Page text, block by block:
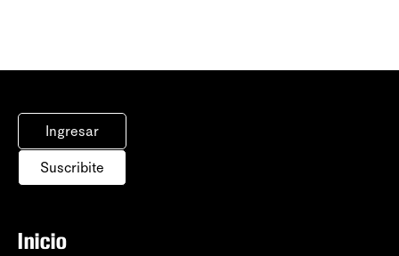
Ingresar
Suscribite
Inicio